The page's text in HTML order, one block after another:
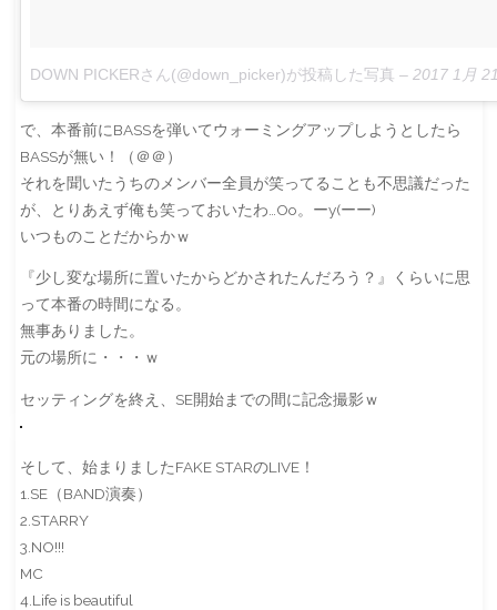
DOWN PICKERさん(@down_picker)が投稿した写真 – 2017 1月
で、本番前にBASSを弾いてウォーミングアップしようとしたら
BASSが無い！（＠＠）
それを聞いたうちのメンバー全員が笑ってることも不思議だった
が、とりあえず俺も笑っておいたわ…Oo。ーy(ーー)
いつものことだからかｗ
『少し変な場所に置いたからどかされたんだろう？』くらいに思
って本番の時間になる。
無事ありました。
元の場所に・・・ｗ
セッティングを終え、SE開始までの間に記念撮影ｗ
そして、始まりましたFAKE STARのLIVE！
1.SE（BAND演奏）
2.STARRY
3.NO!!!
MC
4.Life is beautiful